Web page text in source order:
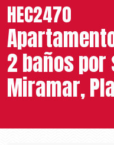
HEC2470
2 baños por
Miramar,